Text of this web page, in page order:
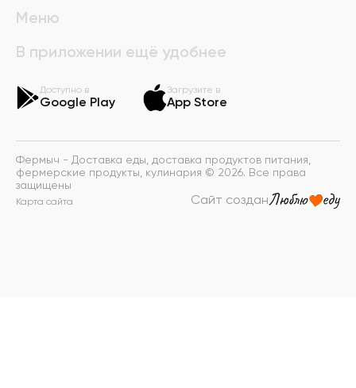
Меню
В приложении ещё удобнее
Доступно в
Google Play
Загрузите в
App Store
Фермыч - Доставка еды, доставка продуктов питания,
фермерские продукты, кулинария © 2026. Все права
защищены
Карта сайта Сайт создан